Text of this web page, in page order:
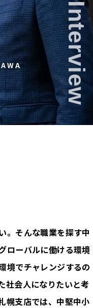
。そんな職業を探す中
ローバルに働ける環境
境でチャレンジするの
社会人になりたいと考
幌支店では、中堅中小